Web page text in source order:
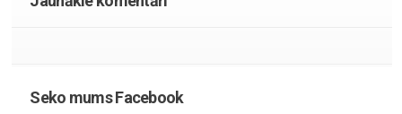
Seko mums Facebook